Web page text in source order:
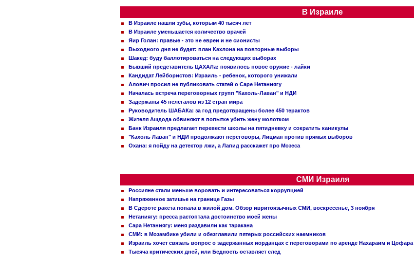
В Израиле
В Израиле нашли зубы, которым 40 тысяч лет
В Израиле уменьшается количество врачей
Яир Голан: правые - это не евреи и не сионисты
Выходного дня не будет: план Кахлона на повторные выборы
Шакед: буду баллотироваться на следующих выборах
Бывший представитель ЦАХАЛа: появилось новое оружие - лайки
Кандидат Лейбористов: Израиль - ребенок, которого унижали
Алович просил не публиковать статей о Саре Нетаниягу
Началась встреча переговорных групп "Кахоль-Лаван" и НДИ
Задержаны 45 нелегалов из 12 стран мира
Руководитель ШАБАКа: за год предотвращены более 450 терактов
Жителя Ашдода обвиняют в попытке убить жену молотком
Банк Израиля предлагает перевести школы на пятидневку и сократить каникулы
"Кахоль Лаван" и НДИ продолжают переговоры, Лицман против прямых выборов
Охана: я пойду на детектор лжи, а Лапид расскажет про Мозеса
СМИ Израиля
Россияне стали меньше воровать и интересоваться коррупцией
Напряженное затишье на границе Газы
В Сдероте ракета попала в жилой дом. Обзор ивритоязычных СМИ, воскресенье, 3 ноября
Нетаниягу: пресса растоптала достоинство моей жены
Сара Нетаниягу: меня раздавили как таракана
СМИ: в Мозамбике убили и обезглавили пятерых российских наемников
Израиль хочет связать вопрос о задержанных иорданцах с переговорами по аренде Нахараим и Цофара
Тысяча критических дней, или Бедность оставляет след